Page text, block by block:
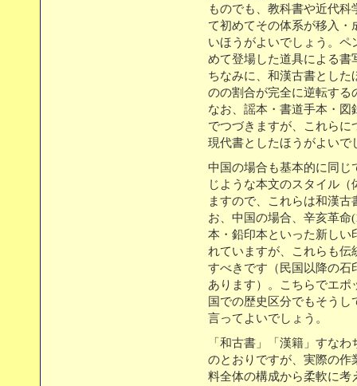
ものでも、教科書や近代
て初めてその体系が移入・
いほうがよいでしょう。
めて登場した道具による書
ちなみに、和漢古書とし
のの割合が完全に逆転する
なお、謡本・書道手本・
でつづきますが、これら
現代書としたほうがよいで
中国の場合も基本的に同じ
じような本文のスタイル
ますので、これらは和漢
お、中国の場合、辛亥革命
本・鉛印本といった新しい
れていますが、これらも
すべきです（民国以降の石
あります）。こちらでエ
国での歴史区分でもそう
言ってよいでしょう。
「和古書」「漢籍」すな
のとおりですが、実際の作
料全体の構成から柔軟に考